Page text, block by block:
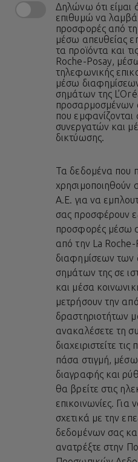
Δηλώνω ότι
επιθυμώ να
προσφορές από
μέσω απευθείας
τα προϊόντα και
Roche-Posay,
τηλεφωνικής
μέσω
σημάτων της
προσαρμοσμένων
που εμφανίζονται
συνεργατών και
δικτύωσης.
Τα δεδομένα που
χρησιμοποιηθούν
A.E. για να
σας προσφέρουν
προσφορές μέσω
από την La
διαφημίσεων
σημάτων της σε
και μέσα
μετρήσουν την
δραστηριοτήτων
ανακαλέσετε τη
διαχειριστείτε
πάσα στιγμή,
διαγραφής και
θα βρείτε στις
επικοινωνίες. Για
σχετικά με την
δεδομένων σας
ανατρέξτε στην